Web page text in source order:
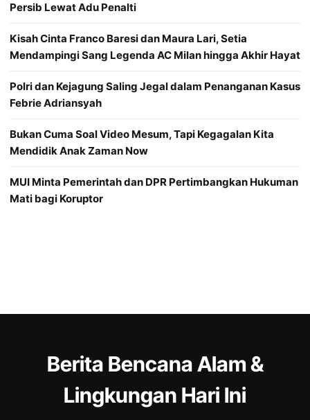
Persib Lewat Adu Penalti
Kisah Cinta Franco Baresi dan Maura Lari, Setia
Mendampingi Sang Legenda AC Milan hingga Akhir Hayat
Polri dan Kejagung Saling Jegal dalam Penanganan Kasus
Febrie Adriansyah
Bukan Cuma Soal Video Mesum, Tapi Kegagalan Kita
Mendidik Anak Zaman Now
MUI Minta Pemerintah dan DPR Pertimbangkan Hukuman
Mati bagi Koruptor
Berita Bencana Alam &
Lingkungan Hari Ini